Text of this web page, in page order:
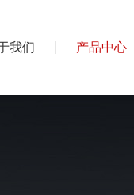
我们 产品中心